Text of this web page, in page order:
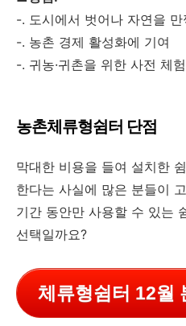
-. 도시에서 벗어나 자연을
-. 농촌 경제 활성화에 기여
-. 귀농·귀촌을 위한 사전 체험
농촌체류형쉼터 단점
막대한 비용을 들여 설치한
한다는 사실에 많은 분들이
기간 동안만 사용할 수 있는
선택일까요?